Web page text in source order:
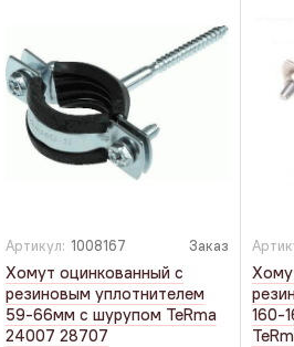
Артикул: 1008167 Заказ
Хомут оцинкованный с
резиновым уплотнителем
59-66мм с шурупом TeRma
24007 28707
160-